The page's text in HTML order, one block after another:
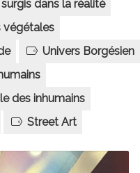
dans la réalité
végétales
Univers Borgésien
des inhumains
Street Art